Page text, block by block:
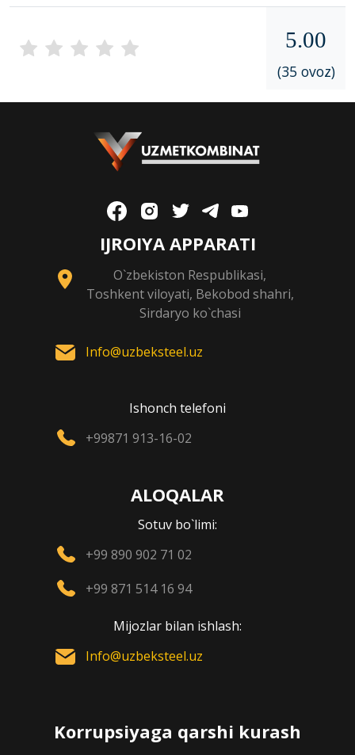
5.00
(35 ovoz)
IJROIYA APPARATI
O`zbekiston Respublikasi,
Toshkent viloyati, Bekobod shahri,
Sirdaryo ko`chasi
Info@uzbeksteel.uz
Ishonch telefoni
+99871 913-16-02
ALOQALAR
Sotuv bo`limi:
+99 890 902 71 02
+99 871 514 16 94
Mijozlar bilan ishlash:
Info@uzbeksteel.uz
Korrupsiyaga qarshi kurash